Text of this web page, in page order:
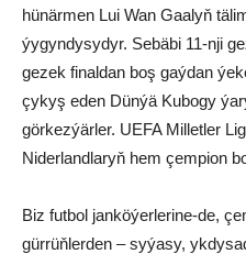
hünärmen Lui Wan Gaalyň
ýygyndysydyr. Sebäbi 11-nji
gezek finaldan boş gaýdan
çykyş eden Dünýä Kubogy
görkezýärler. UEFA Milletler
Niderlandlaryň hem çempion
Biz futbol janköýerlerine-de,
gürrüňlerden – syýasy,